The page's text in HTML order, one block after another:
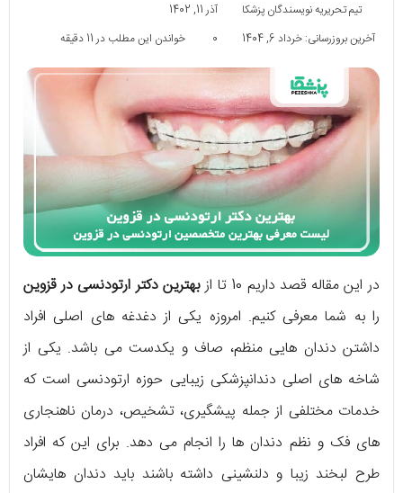
تیم تحریریه نویسندگان پزشکا
آذر 11, 1402
آخرین بروزرسانی: خرداد 6, 1404
0 خواندن این مطلب در 11 دقیقه
در این مقاله قصد داریم 10 تا از
بهترین دکتر ارتودنسی در قزوین
را به شما معرفی کنیم. امروزه یکی از دغدغه های اصلی افراد
داشتن دندان هایی منظم، صاف و یکدست می باشد. یکی از
شاخه های اصلی دندانپزشکی زیبایی حوزه ارتودنسی است که
خدمات مختلفی از جمله پیشگیری، تشخیص، درمان ناهنجاری
های فک و نظم دندان ها را انجام می دهد. برای این که افراد
طرح لبخند زیبا و دلنشینی داشته باشند باید دندان هایشان